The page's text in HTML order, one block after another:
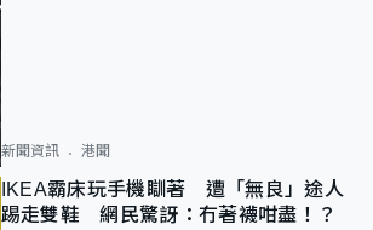
新聞資訊 港聞
IKEA霸床玩手機瞓著 遭「無良」途人
踢走雙鞋 網民驚訝：冇著襪咁盡！？